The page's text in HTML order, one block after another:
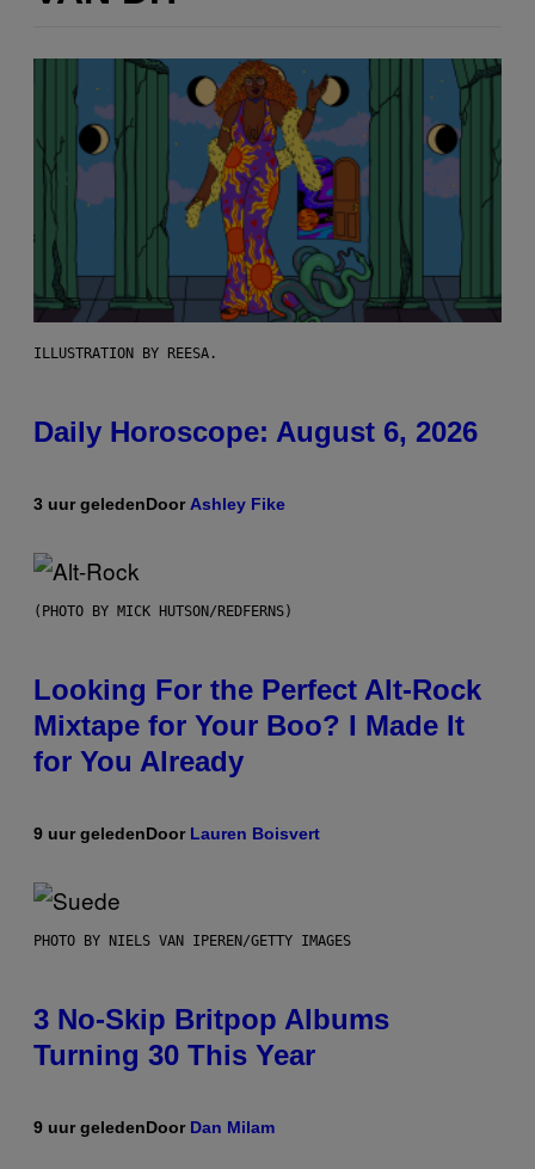
ILLUSTRATION BY REESA.
Daily Horoscope: August 6, 2026
3 uur geledenDoor Ashley Fike
(PHOTO BY MICK HUTSON/REDFERNS)
Looking For the Perfect Alt-Rock
Mixtape for Your Boo? I Made It
for You Already
9 uur geledenDoor Lauren Boisvert
PHOTO BY NIELS VAN IPEREN/GETTY IMAGES
3 No-Skip Britpop Albums
Turning 30 This Year
9 uur geledenDoor Dan Milam